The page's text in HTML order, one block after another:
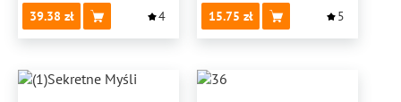
39.38
4
15.75
5